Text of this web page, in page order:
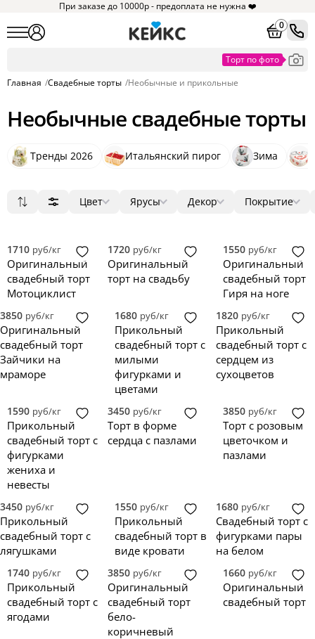
При заказе до 10000р - предоплата не нужна ❤️
0
Главная /Свадебные торты /Необычные и прикольные
Необычные свадебные торты
Тренды 2026 Итальянский пирог Зима
Сначала дорогие
Новинки
Цвет
Бирюзовый
1
Голубой
1
Зеленый
1
2
Синий
1
Черный
1
Бордовый
0
Желтый
0
Золотой
Изумрудный
Коричневый
0
Лавандовый
0
Оранжевый
0
0
Черно-белый
0
Черно-золотой
0
Градиент
0
Разноцветный
0
Ярусы
3
4
0
5
0
Декор
фигурки
фотопечать
надпись
топпер
Покрытие
без мастики
зеркальная глазурь
голый торт
0
сердце
прямоугольник
3D
1710 руб/кг
Оригинальный
свадебный торт
Мотоциклист
1720 руб/кг
Оригинальный
торт на свадьбу
1550 руб/кг
Оригинальный
свадебный торт
Гиря на ноге
3850 руб/кг
Оригинальный
свадебный торт
Зайчики на
мраморе
1680 руб/кг
Прикольный
свадебный торт с
милыми
фигурками и
цветами
1820 руб/кг
Прикольный
свадебный торт с
сердцем из
сухоцветов
1590 руб/кг
Прикольный
свадебный торт с
фигурками
жениха и
невесты
3450 руб/кг
Торт в форме
сердца с пазлами
3850 руб/кг
Торт с розовым
цветочком и
пазлами
3450 руб/кг
Прикольный
свадебный торт с
лягушками
1550 руб/кг
Прикольный
свадебный торт в
виде кровати
1680 руб/кг
Свадебный торт с
фигурками пары
на белом
1740 руб/кг
Прикольный
свадебный торт с
ягодами
3850 руб/кг
Оригинальный
свадебный торт
бело-
коричневый
1660 руб/кг
Оригинальный
свадебный торт